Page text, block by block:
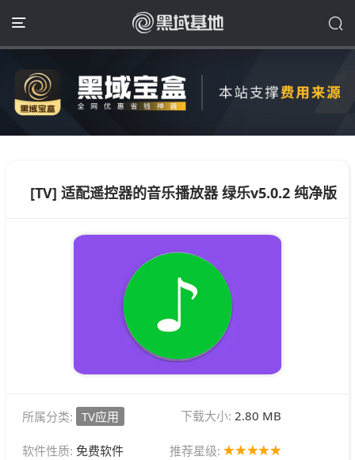
[TV] 适配遥控器的音乐播放器 绿乐v5.0.2 纯净版
所属分类: TV应用 下载大小: 2.80 MB
软件性质: 免费软件
推荐星级: